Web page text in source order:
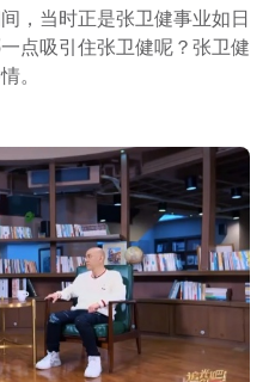
，当时正是张卫健事业如日
点吸引住张卫健呢？张卫健
。